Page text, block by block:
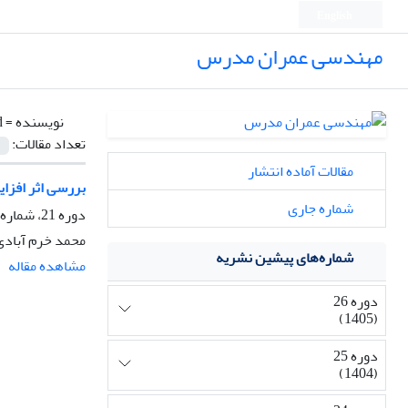
مهندسی عمران مدرس
نویسنده =
تعداد مقالات:
بررسی اثر
دوره 21، شماره 2، خرداد و تیر 1400، صفحه
محمد خرم
مشاهده مقاله
مقالات آماده انتشار
شماره جاری
شماره‌های پیشین نشریه
دوره 26
(1405)
دوره 25
(1404)